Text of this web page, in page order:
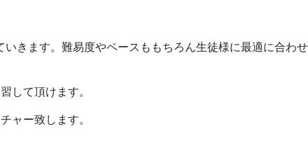
きます。難易度やペースももちろん生徒様に最適に合わせ
して頂けます。
ャー致します。